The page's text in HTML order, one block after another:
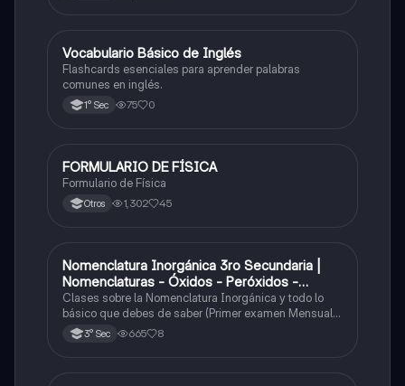
VInglés
Vocabulario Básico de Inglés
Flashcards esenciales para aprender palabras
comunes en inglés.
1° Sec 75 0
Física
FORMULARIO DE FÍSICA
Formulario de Física
Otros 1,302 45
Química
Nomenclatura Inorgánica 3ro Secundaria |
Nomenclaturas - Óxidos - Peróxidos -
Hidróxido o Bases
Clases sobre la Nomenclatura Inorgánica y todo lo
básico que debes de saber (Primer examen Mensual
2025)3° Sec 665 8